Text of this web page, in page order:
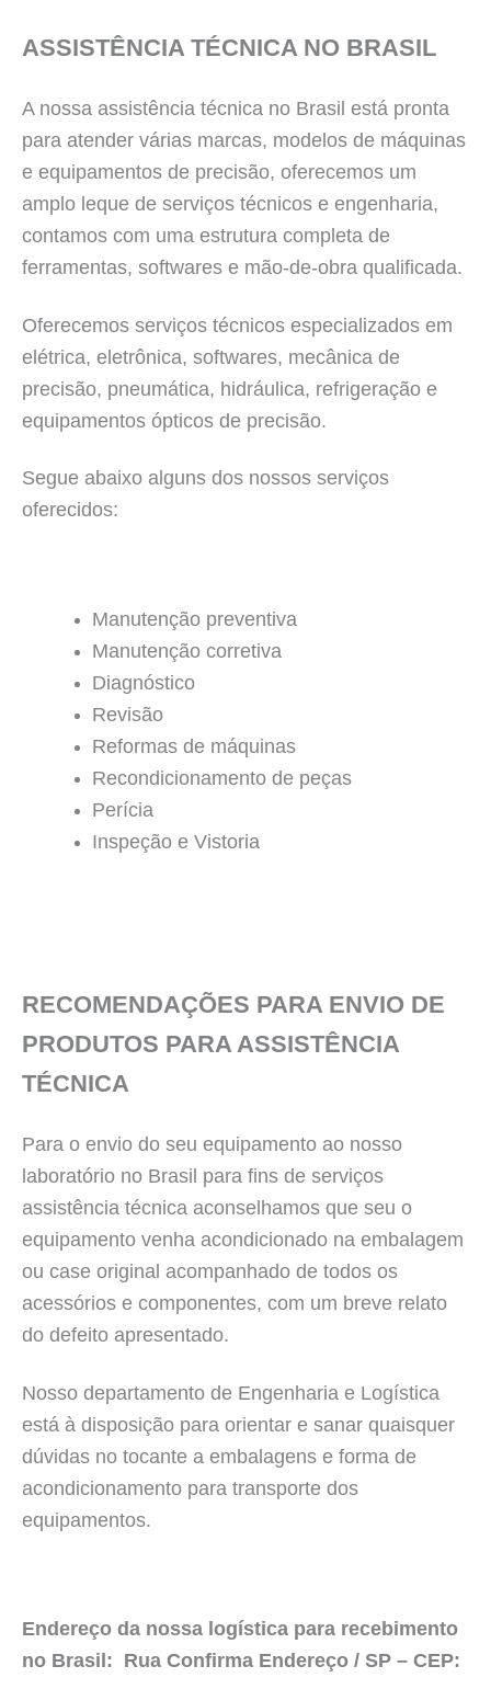
ASSISTÊNCIA TÉCNICA NO BRASIL
A nossa assistência técnica no Brasil está pronta
para atender várias marcas, modelos de máquinas
e equipamentos de precisão, oferecemos um
amplo leque de serviços técnicos e engenharia,
contamos com uma estrutura completa de
ferramentas, softwares e mão-de-obra qualificada.
Oferecemos serviços técnicos especializados em
elétrica, eletrônica, softwares, mecânica de
precisão, pneumática, hidráulica, refrigeração e
equipamentos ópticos de precisão.
Segue abaixo alguns dos nossos serviços
oferecidos:
Manutenção preventiva
Manutenção corretiva
Diagnóstico
Revisão
Reformas de máquinas
Recondicionamento de peças
Perícia
Inspeção e Vistoria
RECOMENDAÇÕES PARA ENVIO DE
PRODUTOS PARA ASSISTÊNCIA
TÉCNICA
Para o envio do seu equipamento ao nosso
laboratório no Brasil para fins de serviços
assistência técnica aconselhamos que seu o
equipamento venha acondicionado na embalagem
ou case original acompanhado de todos os
acessórios e componentes, com um breve relato
do defeito apresentado.
Nosso departamento de Engenharia e Logística
está à disposição para orientar e sanar quaisquer
dúvidas no tocante a embalagens e forma de
acondicionamento para transporte dos
equipamentos.
Endereço da nossa logística para recebimento
no Brasil: Rua Confirma Endereço / SP – CEP: